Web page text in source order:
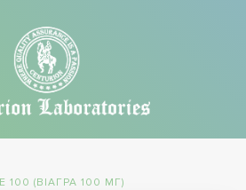
100 (ВІАГРА 100 МГ)